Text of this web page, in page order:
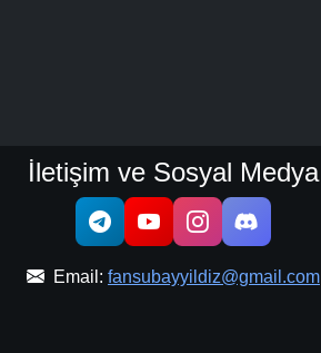
İletişim ve Sosyal Medya
Email: fansubayyildiz@gmail.com